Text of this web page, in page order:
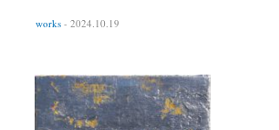
works - 2024.10.19